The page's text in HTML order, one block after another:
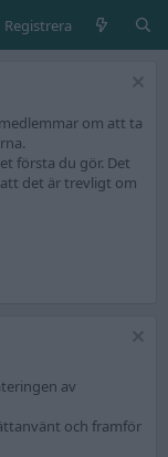
Registrera
om att ta
första du gör. Det
det är trevligt om
av
och framför